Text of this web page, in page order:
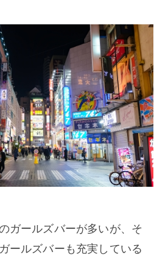
ガールズバーが多いが、そ
ールズバーも充実している